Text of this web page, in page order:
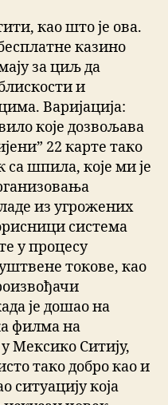
као што је ова.
казино
за циљ да
и
Варијација:
које дозвољава
22 карте тако
шпила, које ми је
из угрожених
система
у процесу
токове, као
је дошао на
филма на
Мексико Ситију,
тако добро као и
ситуацију која